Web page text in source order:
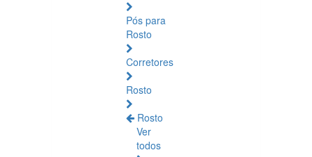
Pós para
Rosto
Corretores
Rosto
Rosto
Ver
todos